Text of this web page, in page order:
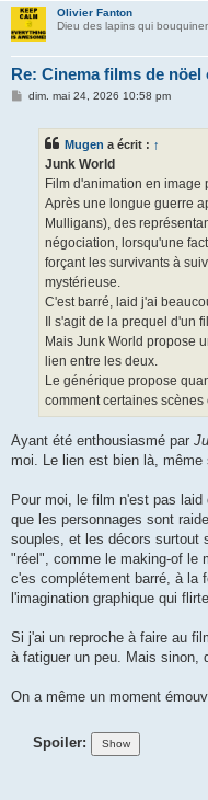
Olivier Fanton
Dieu des lapins qui
Re: Cinema films de nöel
Mdim. mai 24, 2026 10:58 pm
Mugen a écrit : ↑
Junk World
Film d'animation en
Après une longue guerre
Mulligans), des
négociation, lorsqu'une
forçant les survivants à
mystérieuse.
C'est barré, laid j'ai
Il s'agit de la prequel d'un
Mais Junk World propose
lien entre les deux.
Le générique propose
comment certaines scènes
Ayant été enthousiasmé par
moi. Le lien est bien là,
Pour moi, le film n'est pas
que les personnages sont
souples, et les décors surtout
"réel", comme le making-of le
c'es complétement barré, à la
l'imagination graphique qui
Si j'ai un reproche à faire au
à fatiguer un peu. Mais sinon,
On a même un moment
Spoiler: